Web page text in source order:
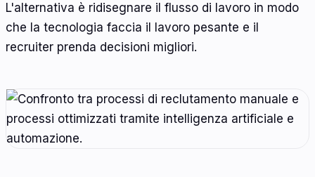
L'alternativa è ridisegnare il flusso di lavoro in modo
che la tecnologia faccia il lavoro pesante e il
recruiter prenda decisioni migliori.